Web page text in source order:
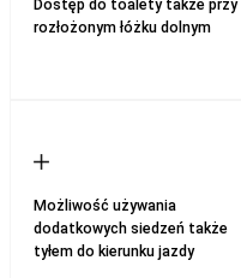
Dostęp do toalety także przy
rozłożonym łóżku dolnym
Możliwość używania
dodatkowych siedzeń także
tyłem do kierunku jazdy